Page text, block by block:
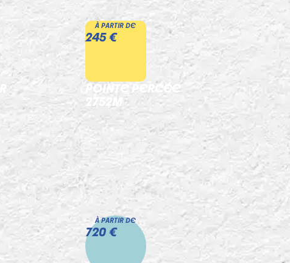
À PARTIR DE
245 €
POINTE PERCÉE
2752M
À PARTIR DE
720 €